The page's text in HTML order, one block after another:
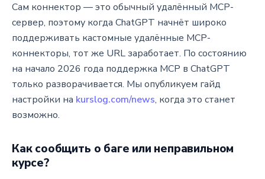
Сам коннектор — это обычный удалённый MCP-
сервер, поэтому когда ChatGPT начнёт широко
поддерживать кастомные удалённые MCP-
коннекторы, тот же URL заработает. По состоянию
на начало 2026 года поддержка MCP в ChatGPT
только разворачивается. Мы опубликуем гайд
настройки на kurslog.com/news, когда это станет
возможно.
Как сообщить о баге или неправильном
курсе?